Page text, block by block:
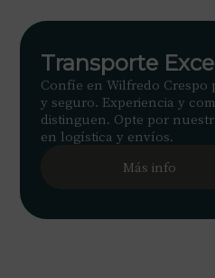
Transporte
Confíe en Wilfredo Crespo
y seguro. Experiencia y
distinguen. Opte por
en logística y envíos.
Más info